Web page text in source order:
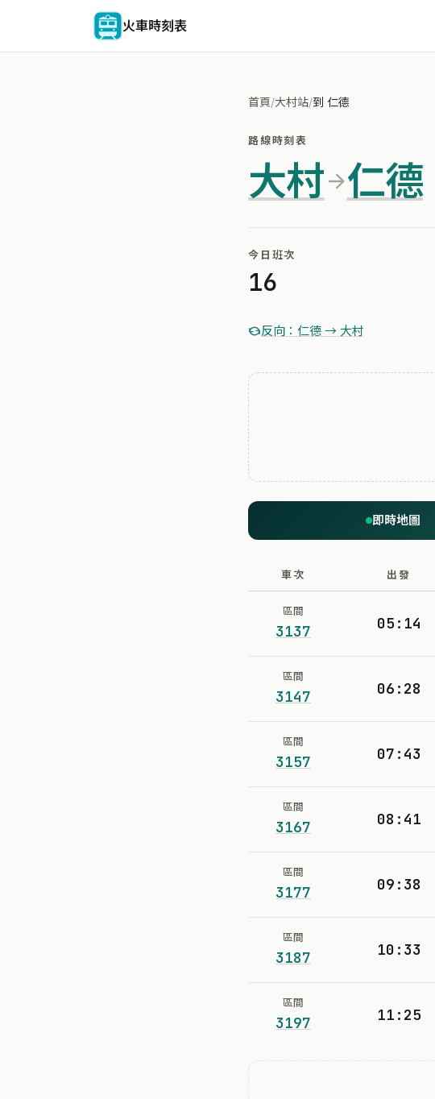
火車時刻表
首頁/大村站/到 仁德
路線時刻表
大村 仁德
今日班次
16
反向：仁德 → 大村
即時地圖
車次 出發
區間
3137 05:14
區間
3147 06:28
區間
3157 07:43
區間
3167 08:41
區間
3177 09:38
區間
3187 10:33
區間
3197 11:25